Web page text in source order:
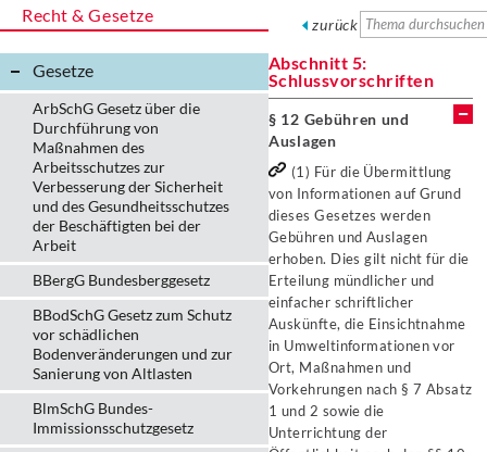
Recht & Gesetze
Gesetze
ArbSchG Gesetz über die
Durchführung von
Maßnahmen des
Arbeitsschutzes zur
Verbesserung der Sicherheit
und des Gesundheitsschutzes
der Beschäftigten bei der
Arbeit
BBergG Bundesberggesetz
BBodSchG Gesetz zum Schutz
vor schädlichen
Bodenveränderungen und zur
Sanierung von Altlasten
BlmSchG Bundes-
Immissionsschutz­gesetz
zurück
Abschnitt 5:
Schlussvorschriften
§ 12 Gebühren und
Auslagen
(1) Für die Übermittlung
von Informationen auf Grund
dieses Gesetzes werden
Gebühren und Auslagen
erhoben. Dies gilt nicht für die
Erteilung mündlicher und
einfacher schriftlicher
Auskünfte, die Einsichtnahme
in Umweltinformationen vor
Ort, Maßnahmen und
Vorkehrungen nach § 7 Absatz
1 und 2 sowie die
Unterrichtung der